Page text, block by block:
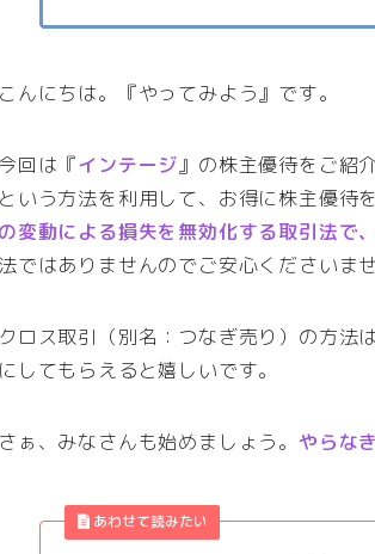
こんにちは。『やってみよう』です。
今回は『インテージ』の株主優待をご紹
という方法を利用して、お得に株主優待
の変動による損失を無効化する取引法で
法ではありませんのでご安心くださいま
クロス取引（別名：つなぎ売り）の方法
にしてもらえると嬉しいです。
さぁ、みなさんも始めましょう。 やらな